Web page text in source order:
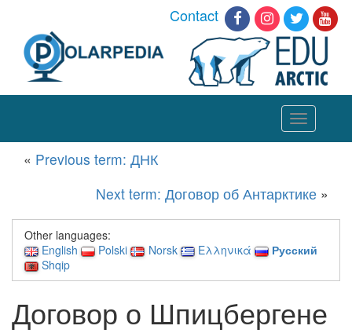
Contact
Toggle
navigation
« Previous term: ДНК
Next term: Договор об Антарктике »
Other languages:
English
Polski Norsk Ελληνικά
Русский
Shqip
Договор о Шпицбергене